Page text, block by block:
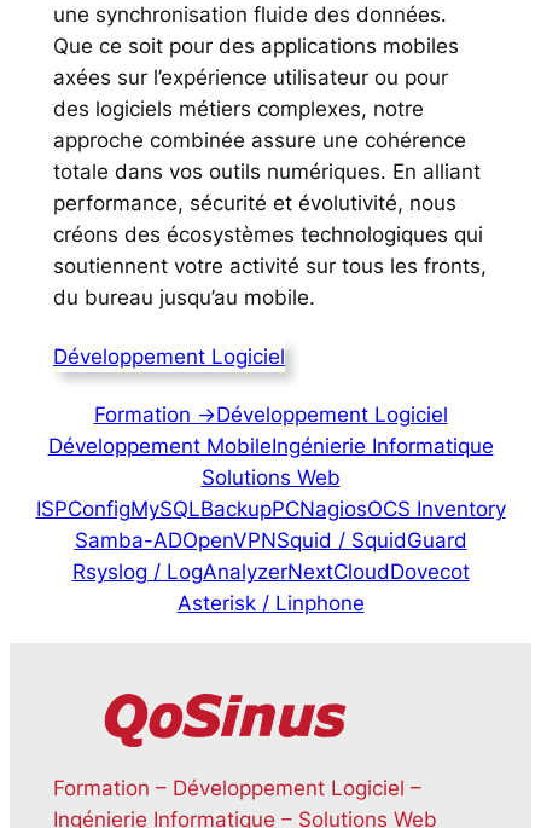
une synchronisation fluide des données.
Que ce soit pour des applications mobiles
axées sur l’expérience utilisateur ou pour
des logiciels métiers complexes, notre
approche combinée assure une cohérence
totale dans vos outils numériques. En alliant
performance, sécurité et évolutivité, nous
créons des écosystèmes technologiques qui
soutiennent votre activité sur tous les fronts,
du bureau jusqu’au mobile.
Développement Logiciel
Formation ->Développement Logiciel
Développement MobileIngénierie Informatique
Solutions Web
ISPConfigMySQLBackupPCNagiosOCS Inventory
Samba-ADOpenVPNSquid / SquidGuard
Rsyslog / LogAnalyzerNextCloudDovecot
Asterisk / Linphone
Formation – Développement Logiciel –
Ingénierie Informatique – Solutions Web